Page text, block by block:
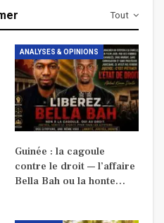
Tout
ANALYSES & OPINIONS
Guinée : la cagoule
contre le droit — l’affaire
Bella Bah ou la honte…